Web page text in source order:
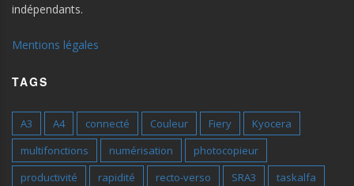
indépendants.
Mentions légales
TAGS
A3 A4 connecté Couleur Fiery
Kyocera
multifonctions
numérisation
photocopieur
productivité
rapidité recto-verso SRA3
taskalfa